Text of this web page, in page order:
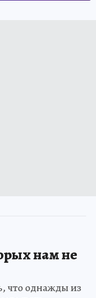
нам не
что однажды из